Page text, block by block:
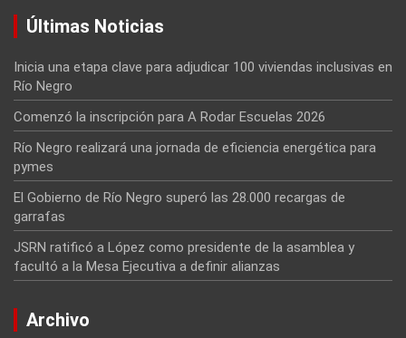
Últimas Noticias
Inicia una etapa clave para adjudicar 100 viviendas inclusivas en
Río Negro
Comenzó la inscripción para A Rodar Escuelas 2026
Río Negro realizará una jornada de eficiencia energética para
pymes
El Gobierno de Río Negro superó las 28.000 recargas de
garrafas
JSRN ratificó a López como presidente de la asamblea y
facultó a la Mesa Ejecutiva a definir alianzas
Archivo